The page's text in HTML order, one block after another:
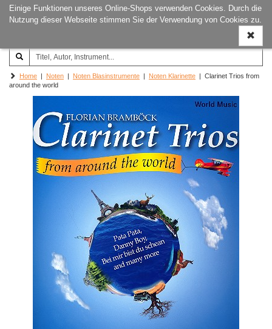
Einige Funktionen unseres Online-Shops verwenden Cookies. Durch die
Nutzung dieser Webseite stimmen Sie der Verwendung von Cookies zu.
ein-/
Joachim‐Trekel‐Musikverlag,
Hamburg
Home | Noten | Noten Blasinstrumente | Noten Klarinette | Clarinet Trios from
around the world